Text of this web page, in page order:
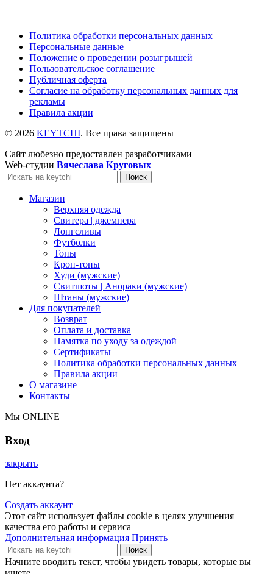
Политика обработки персональных данных
Персональные данные
Положение о проведении розыгрышей
Пользовательское соглашение
Публичная оферта
Согласие на обработку персональных данных для
рекламы
Правила акции
© 2026 KEYTCHI. Все права защищены
Сайт любезно предоставлен разработчиками
Web-студии Вячеслава Круговых
Поиск
Магазин
Верхняя одежда
Свитера | джемпера
Лонгсливы
Футболки
Топы
Кроп-топы
Худи (мужские)
Свитшоты | Анораки (мужские)
Штаны (мужские)
Для покупателей
Возврат
Оплата и доставка
Памятка по уходу за одеждой
Сертификаты
Политика обработки персональных данных
Правила акции
О магазине
Контакты
Мы ONLINE
Вход
закрыть
Нет аккаунта?
Создать аккаунт
Этот сайт использует файлы cookie в целях улучшения
качества его работы и сервиса
Дополнительная информация Принять
Поиск
Начните вводить текст, чтобы увидеть товары, которые вы